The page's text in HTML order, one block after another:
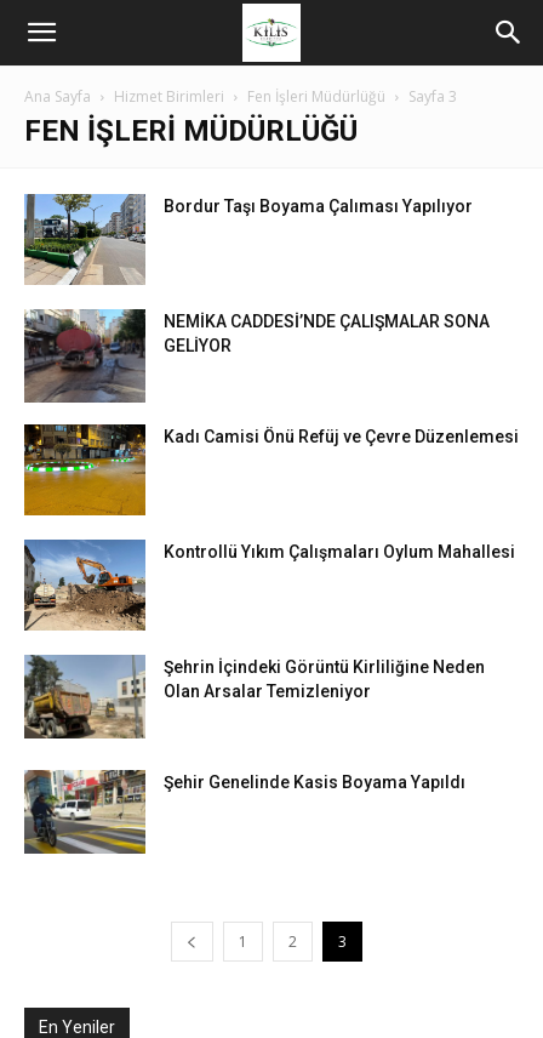
Ana Sayfa Hizmet Birimleri Fen İşleri Müdürlüğü Sayfa 3
FEN İŞLERI MÜDÜRLÜĞÜ
Bordur Taşı Boyama Çalıması Yapılıyor
NEMİKA CADDESİ’NDE ÇALIŞMALAR SONA
GELİYOR
Kadı Camisi Önü Refüj ve Çevre Düzenlemesi
Kontrollü Yıkım Çalışmaları Oylum Mahallesi
Şehrin İçindeki Görüntü Kirliliğine Neden
Olan Arsalar Temizleniyor
Şehir Genelinde Kasis Boyama Yapıldı
1 2 3
En Yeniler